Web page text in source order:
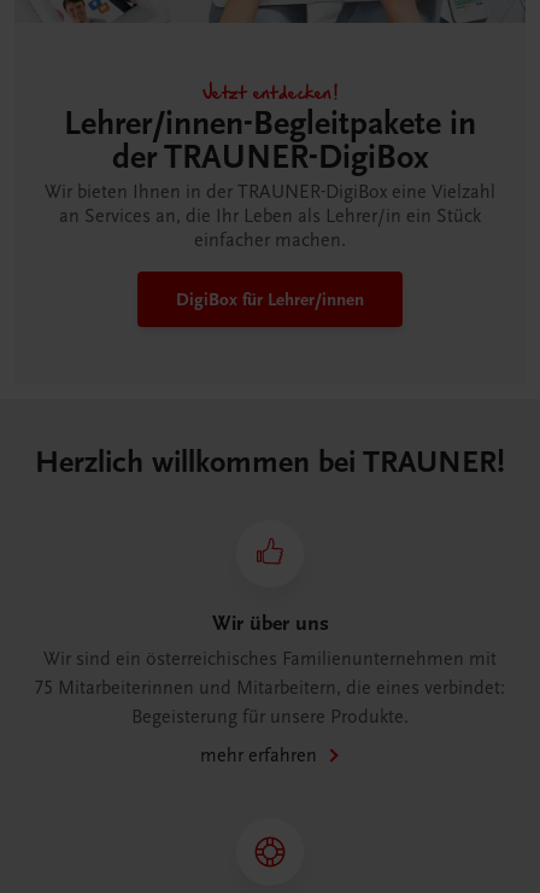
Jetzt entdecken!
Lehrer/innen-Begleitpakete in
der TRAUNER-DigiBox
Wir bieten Ihnen in der TRAUNER-DigiBox eine Vielzahl
an Services an, die Ihr Leben als Lehrer/in ein Stück
einfacher machen.
DigiBox für Lehrer/innen
Herzlich willkommen bei TRAUNER!
Wir über uns
Wir sind ein österreichisches Familienunternehmen mit
75 Mitarbeiterinnen und Mitarbeitern, die eines verbindet:
Begeisterung für unsere Produkte.
mehr erfahren